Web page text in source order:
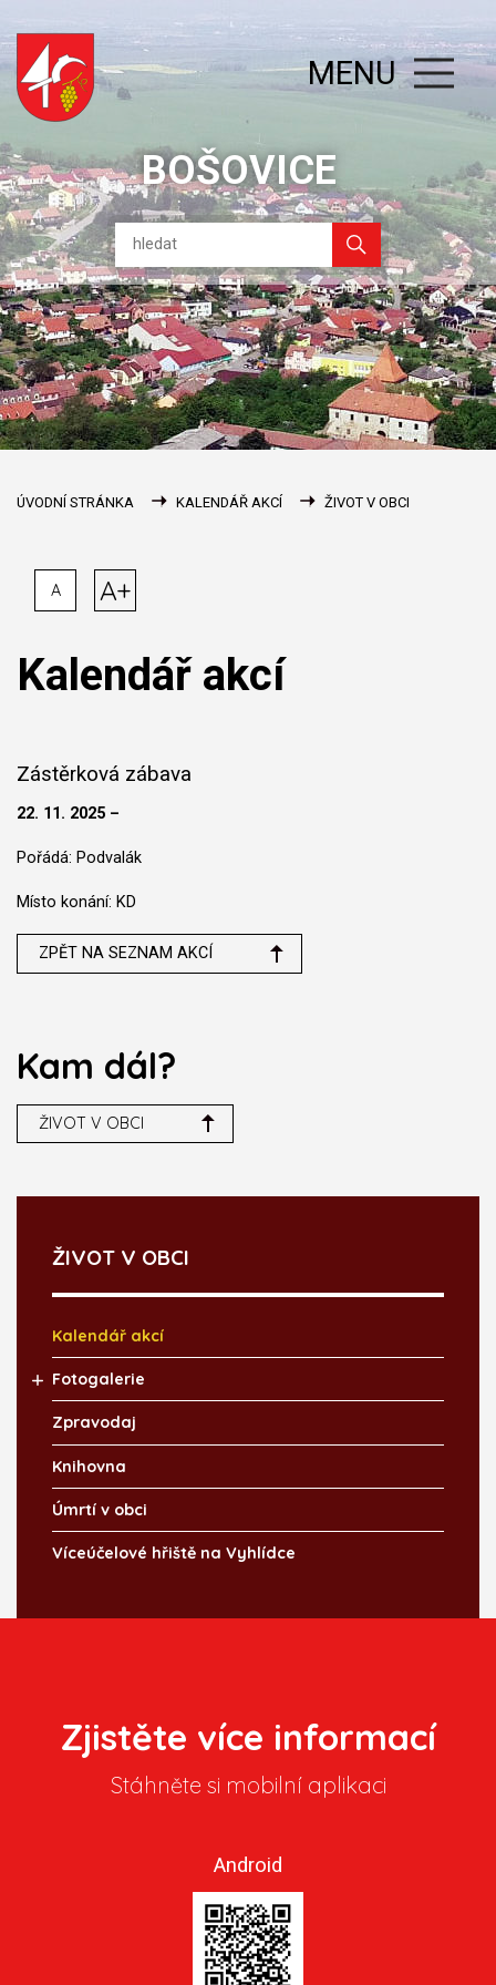
BOŠOVICE
MENU
ÚVODNÍ STRÁNKA KALENDÁŘ AKCÍ ŽIVOT V OBCI
A A+
Kalendář akcí
Zástěrková zábava
22. 11. 2025 –
Pořádá: Podvalák
Místo konání: KD
ZPĚT NA SEZNAM AKCÍ
Kam dál?
ŽIVOT V OBCI
ŽIVOT V OBCI
Kalendář akcí
Fotogalerie
Zpravodaj
Knihovna
Úmrtí v obci
Víceúčelové hřiště na Vyhlídce
Zjistěte více informací
Stáhněte si mobilní aplikaci
Android